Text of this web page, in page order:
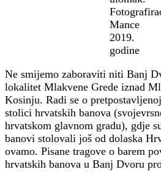
Mance
2019.
godine
Ne smijemo zaboraviti niti Banj
lokalitet Mlakvene Grede iznad
Kosinju. Radi se o
stolici hrvatskih banova
hrvatskom glavnom gradu), gdje
banovi stolovali još od dolaska
ovamo. Pisane tragove o barem
hrvatskih banova u Banj Dvoru